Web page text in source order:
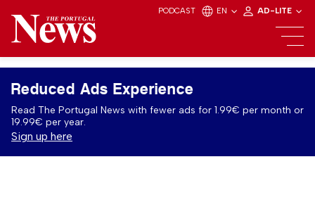
PODCAST EN AD-LITE
Reduced Ads Experience
Read The Portugal News with fewer ads for 1.99€ per month or
19.99€ per year.
Sign up here